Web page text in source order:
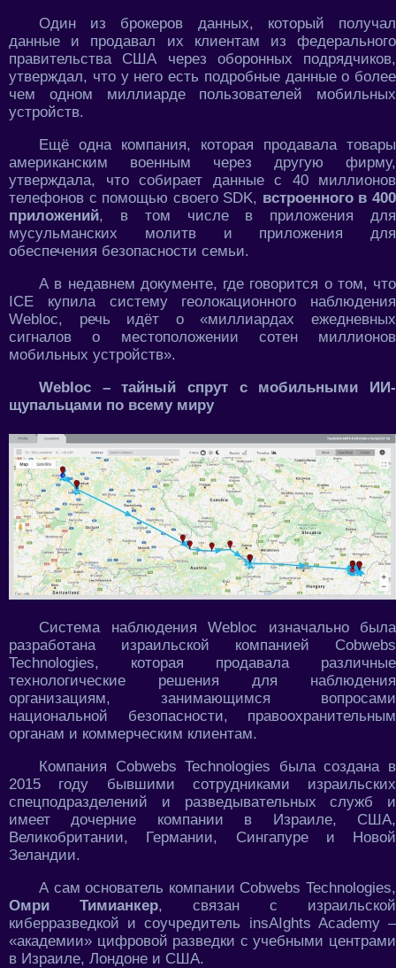
Один из брокеров данных, который получал
данные и продавал их клиентам из федерального
правительства США через оборонных подрядчиков,
утверждал, что у него есть подробные данные о более
чем одном миллиарде пользователей мобильных
устройств.
Ещё одна компания, которая продавала товары
американским военным через другую фирму,
утверждала, что собирает данные с 40 миллионов
телефонов с помощью своего SDK, встроенного в 400
приложений, в том числе в приложения для
мусульманских молитв и приложения для
обеспечения безопасности семьи.
А в недавнем документе, где говорится о том, что
ICE купила систему геолокационного наблюдения
Webloc, речь идёт о «миллиардах ежедневных
сигналов о местоположении сотен миллионов
мобильных устройств».
Webloc – тайный спрут с мобильными ИИ-
щупальцами по всему миру
Система наблюдения Webloc изначально была
разработана израильской компанией Cobwebs
Technologies, которая продавала различные
технологические решения для наблюдения
организациям, занимающимся вопросами
национальной безопасности, правоохранительным
органам и коммерческим клиентам.
Компания Cobwebs Technologies была создана в
2015 году бывшими сотрудниками израильских
спецподразделений и разведывательных служб и
имеет дочерние компании в Израиле, США,
Великобритании, Германии, Сингапуре и Новой
Зеландии.
А сам основатель компании Cobwebs Technologies,
Омри Тимианкер, связан с израильской
киберразведкой и соучредитель insAIghts Academy –
«академии» цифровой разведки с учебными центрами
в Израиле, Лондоне и США.